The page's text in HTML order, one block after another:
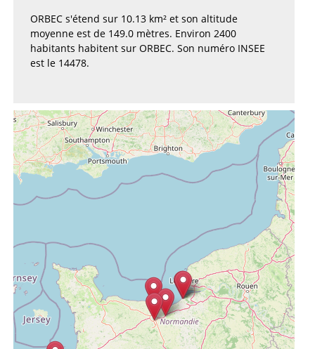
ORBEC s'étend sur 10.13 km² et son altitude
moyenne est de 149.0 mètres. Environ 2400
habitants habitent sur ORBEC. Son numéro INSEE
est le 14478.